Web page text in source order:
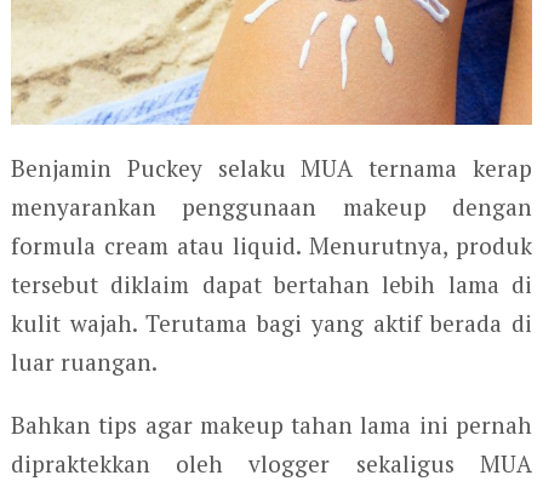
Benjamin Puckey selaku MUA ternama kerap
menyarankan penggunaan makeup dengan
formula cream atau liquid. Menurutnya, produk
tersebut diklaim dapat bertahan lebih lama di
kulit wajah. Terutama bagi yang aktif berada di
luar ruangan.
Bahkan tips agar makeup tahan lama ini pernah
dipraktekkan oleh vlogger sekaligus MUA